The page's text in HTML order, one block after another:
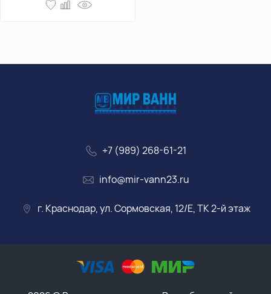
+7 (989) 268-61-21
info@mir-vann23.ru
г. Краснодар, ул. Сормовская, 12/Е, ТК 2-й этаж